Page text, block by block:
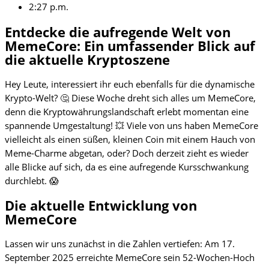
2:27 p.m.
Entdecke die aufregende Welt von
MemeCore: Ein umfassender Blick auf
die aktuelle Kryptoszene
Hey Leute, interessiert ihr euch ebenfalls für die dynamische
Krypto-Welt? 🤔 Diese Woche dreht sich alles um MemeCore,
denn die Kryptowährungslandschaft erlebt momentan eine
spannende Umgestaltung! 💥 Viele von uns haben MemeCore
vielleicht als einen süßen, kleinen Coin mit einem Hauch von
Meme-Charme abgetan, oder? Doch derzeit zieht es wieder
alle Blicke auf sich, da es eine aufregende Kursschwankung
durchlebt. 😱
Die aktuelle Entwicklung von
MemeCore
Lassen wir uns zunächst in die Zahlen vertiefen: Am 17.
September 2025 erreichte MemeCore sein 52-Wochen-Hoch